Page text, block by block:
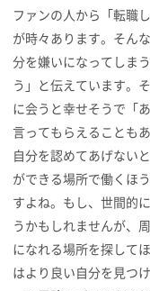
ファンの人から「転職
が時々あります。そん
分を嫌いになってしま
う」と伝えています。
に会うと幸せそうで「
言ってもらえることもあ
自分を認めてあげない
ができる場所で働くほ
すよね。もし、世間的
うかもしれませんが、
になれる場所を探して
はより良い自分を見つ